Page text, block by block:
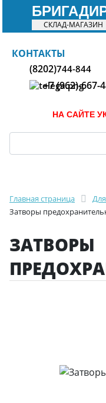
СКЛАД-МАГАЗИН
КОНТАКТЫ
(8202)744-844
+7 (962)-667-
НА САЙТЕ
Главная страница
Затворы
ЗАТВОРЫ